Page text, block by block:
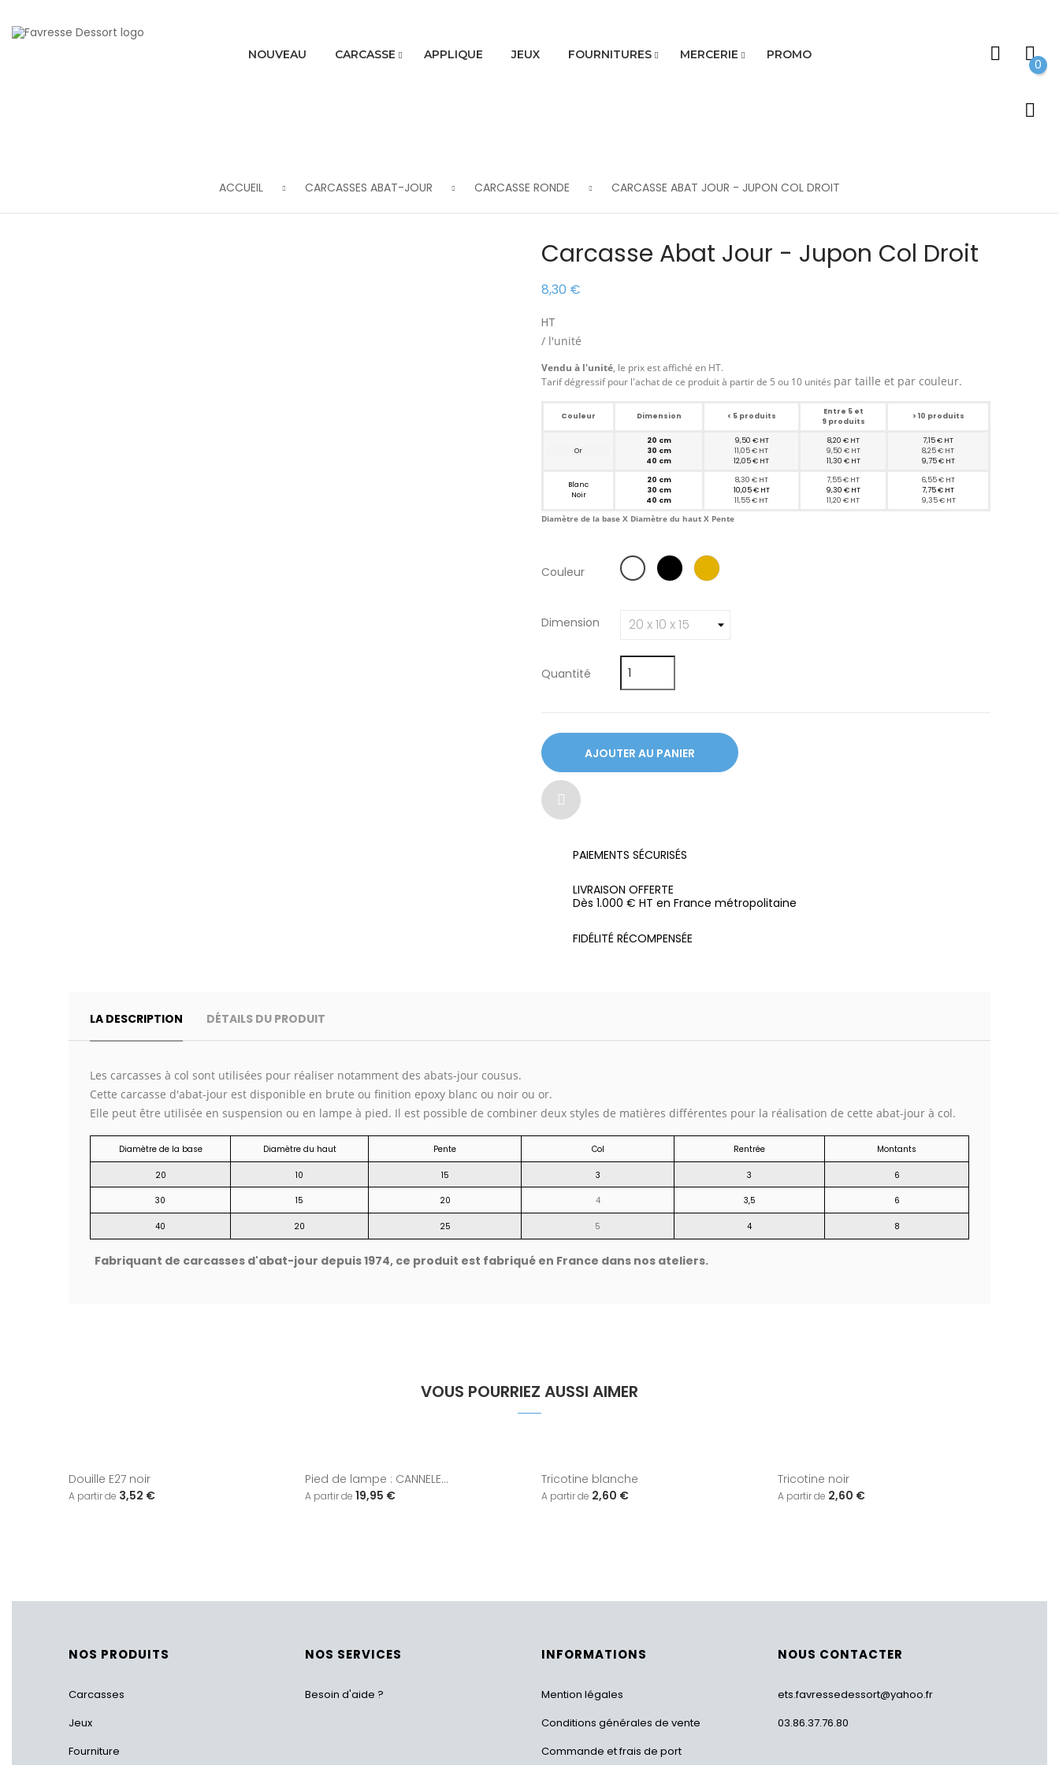
NOUVEAU CARCASSE APPLIQUE JEUX FOURNITURES MERCERIE PROMO
0
ACCUEIL CARCASSES ABAT-JOUR CARCASSE RONDE CARCASSE ABAT JOUR - JUPON COL DROIT
Carcasse Abat Jour - Jupon Col Droit
8,30 €
HT
/ l'unité
Vendu à l'unité, le prix est affiché en HT.
Tarif dégressif pour l'achat de ce produit à partir de 5 ou 10 unités par taille et par couleur.
Couleur Dimension < 5 produits
Entre 5 et
9 produits
> 10 produits
Or
20 cm
30 cm
40 cm
9,50 € HT
11,05 € HT
12,05 € HT
8,20 € HT
9,50 € HT
11,30 € HT
7,15 € HT
8,25 € HT
9,75 € HT
Blanc
Noir
20 cm
30 cm
40 cm
8,30 € HT
10,05 € HT
11,55 € HT
7,55 € HT
9,30 € HT
11,20 € HT
6,55 € HT
7,75 € HT
9,35 € HT
Diamètre de la base X Diamètre du haut X Pente
Couleur
Dimension
Quantité
AJOUTER AU PANIER
PAIEMENTS SÉCURISÉS
LIVRAISON OFFERTE
Dès 1.000 € HT en France métropolitaine
FIDÉLITÉ RÉCOMPENSÉE
LA DESCRIPTION DÉTAILS DU PRODUIT
Les carcasses à col sont utilisées pour réaliser notamment des abats-jour cousus.
Cette carcasse d'abat-jour est disponible en brute ou finition epoxy blanc ou noir ou or.
Elle peut être utilisée en suspension ou en lampe à pied. Il est possible de combiner deux styles de matières différentes pour la réalisation de cette abat-jour à col.
Diamètre de la base Diamètre du haut Pente Col Rentrée Montants
20 10 15 3 3 6
30 15 20 4 3,5 6
40 20 25 5 4 8
Fabriquant de carcasses d'abat-jour depuis 1974, ce produit est fabriqué en France dans nos ateliers.
VOUS POURRIEZ AUSSI AIMER
Douille E27 noir
3,52 €
Pied de lampe : CANNELE...
19,95 €
Tricotine blanche
2,60 €
Tricotine noir
2,60 €
NOS PRODUITS
Carcasses
Jeux
Fourniture
NOS SERVICES
Besoin d'aide ?
INFORMATIONS
Mention légales
Conditions générales de vente
Commande et frais de port
NOUS CONTACTER
ets.favressedessort@yahoo.fr
03.86.37.76.80